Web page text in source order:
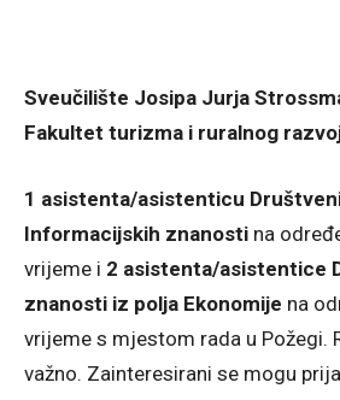
Sveučilište Josipa Jurja
Fakultet turizma i ruralnog
1 asistenta/asistenticu
Informacijskih znanosti na
vrijeme i 2 asistenta/asistentice
znanosti iz polja Ekonomije na
vrijeme s mjestom rada u Požegi.
važno. Zainteresirani se mogu